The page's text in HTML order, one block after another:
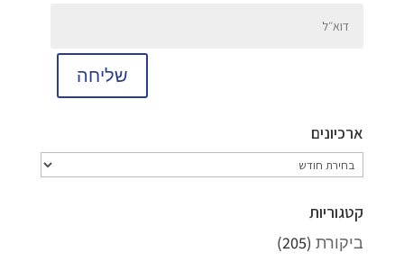
שליחה
ארכיונים
ארכיונים
קטגוריות
ביקורת(205)